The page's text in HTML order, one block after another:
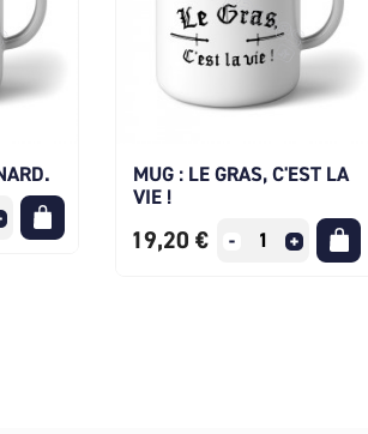
MUG : LE GRAS, C'EST LA
VIE !
19,20 €